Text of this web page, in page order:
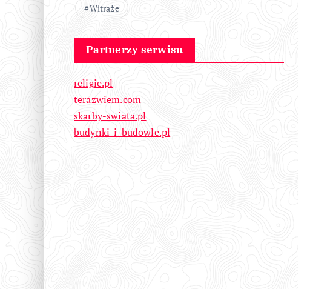
Witraże
Partnerzy serwisu
religie.pl
terazwiem.com
skarby-swiata.pl
budynki-i-budowle.pl